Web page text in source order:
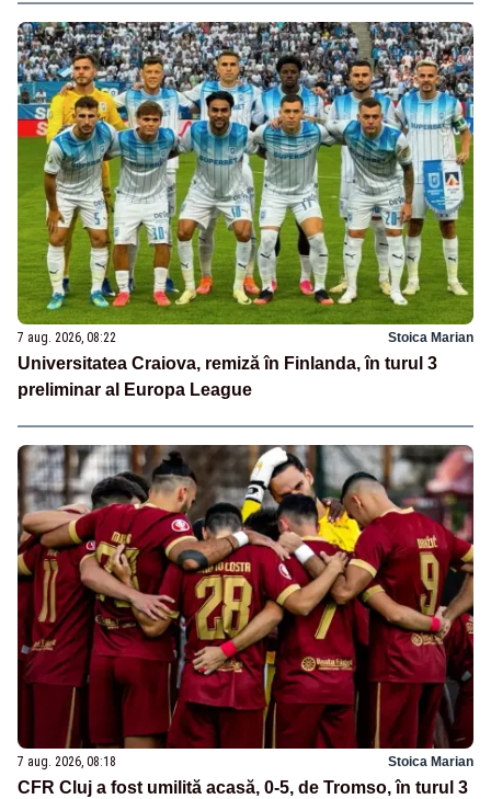
7 aug. 2026, 08:22 Stoica Marian
Universitatea Craiova, remiză în Finlanda, în turul 3
preliminar al Europa League
7 aug. 2026, 08:18 Stoica Marian
CFR Cluj a fost umilită acasă, 0-5, de Tromso, în turul 3